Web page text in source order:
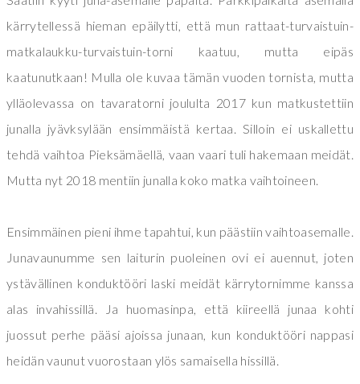
kärrytellessä hieman epäilytti, että mun rattaat-turvaistuin-
matkalaukku-turvaistuin-torni kaatuu, mutta eipäs
kaatunutkaan! Mulla ole kuvaa tämän vuoden tornista, mutta
ylläolevassa on tavaratorni joululta 2017 kun matkustettiin
junalla jyävksylään ensimmäistä kertaa. Silloin ei uskallettu
tehdä vaihtoa Pieksämäellä, vaan vaari tuli hakemaan meidät.
Mutta nyt 2018 mentiin junalla koko matka vaihtoineen.
Ensimmäinen pieni ihme tapahtui, kun päästiin vaihtoasemalle.
Junavaunumme sen laiturin puoleinen ovi ei auennut, joten
ystävällinen konduktööri laski meidät kärrytornimme kanssa
alas invahissillä. Ja huomasinpa, että kiireellä junaa kohti
juossut perhe pääsi ajoissa junaan, kun konduktööri nappasi
heidän vaunut vuorostaan ylös samaisella hissillä.